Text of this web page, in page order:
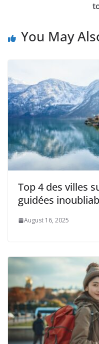
You May
Top 4 des villes
guidées
August 16, 2025